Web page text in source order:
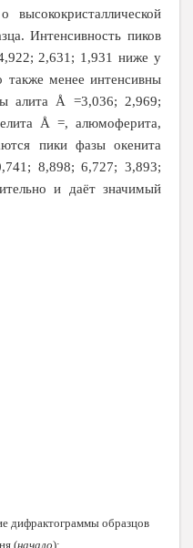
высококристаллической
Интенсивность пиков
2,631; 1,931 ниже у
также менее интенсивны
алита Å =3,036; 2,969;
Å =, алюмоферита,
пики фазы окенита
8,898; 6,727; 3,893;
и даёт значимый
дифрактограммы образцов
(начало):